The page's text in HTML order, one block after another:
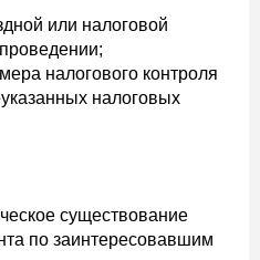
или налоговой
налогового контроля
налоговых
существование
по заинтересовавшим